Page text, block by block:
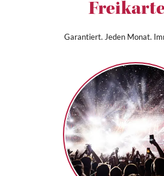
Garantiert. Jeden Monat.